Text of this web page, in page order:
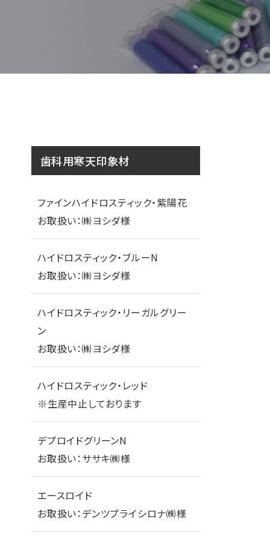
歯科用寒天印象材
ファインハイドロスティック・紫陽花
お取扱い：㈱ヨシダ様
ハイドロスティック・ブルーN
お取扱い：㈱ヨシダ様
ハイドロスティック・リーガルグリー
ン
お取扱い：㈱ヨシダ様
ハイドロスティック・レッド
※生産中止しております
デプロイドグリーンN
お取扱い：ササキ㈱様
エースロイド
お取扱い：デンツプライシロナ㈱様